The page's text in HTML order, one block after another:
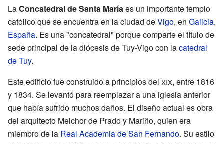
LaConcatedral de Santa Maríaes un importante templo
católico que se encuentra en la ciudad deVigo, en Galicia,
España. Es una "concatedral" porque comparte el título de
sede principal de la diócesis de Tuy-Vigo con lacatedral
de Tuy.
Este edificio fue construido a principios del xix, entre 1816
y 1834. Se levantó para reemplazar a una iglesia anterior
que había sufrido muchos daños. El diseño actual es obra
del arquitecto Melchor de Prado y Mariño, quien era
miembro de la Real Academia de San Fernando. Su estilo